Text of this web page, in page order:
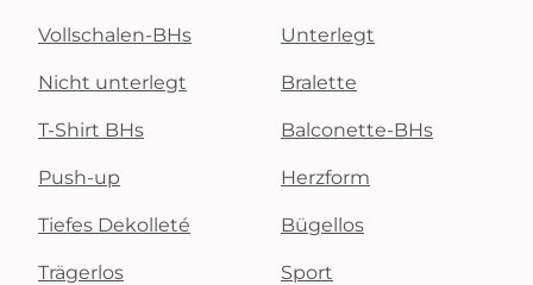
Vollschalen-BHs Unterlegt
Nicht unterlegt Bralette
T-Shirt BHs Balconette-BHs
Push-up Herzform
Tiefes Dekolleté Bügellos
Trägerlos Sport